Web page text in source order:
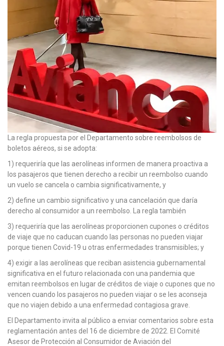
La regla propuesta por el Departamento sobre reembolsos de
boletos aéreos, si se adopta:
1) requeriría que las aerolíneas informen de manera proactiva a
los pasajeros que tienen derecho a recibir un reembolso cuando
un vuelo se cancela o cambia significativamente, y
2) define un cambio significativo y una cancelación que daría
derecho al consumidor a un reembolso. La regla también
3) requeriría que las aerolíneas proporcionen cupones o créditos
de viaje que no caducan cuando las personas no pueden viajar
porque tienen Covid-19 u otras enfermedades transmisibles; y
4) exigir a las aerolíneas que reciban asistencia gubernamental
significativa en el futuro relacionada con una pandemia que
emitan reembolsos en lugar de créditos de viaje o cupones que no
vencen cuando los pasajeros no pueden viajar o se les aconseja
que no viajen debido a una enfermedad contagiosa grave.
El Departamento invita al público a enviar comentarios sobre esta
reglamentación antes del 16 de diciembre de 2022. El Comité
Asesor de Protección al Consumidor de Aviación del